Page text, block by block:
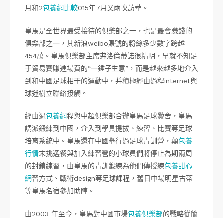
月和2包養網比較015年7月又兩次訪華。
皇馬是全世界最受接待的俱樂部之一，也是最會賺錢的
俱樂部之一，其新浪weibo賬號的粉絲多少數字跨越
454萬。皇馬俱樂部主席弗洛倫蒂諾很精明，早就不知足
于貿易賽賺進場費的“一錘子生意”，而是越來越多地介入
到和中國足球相干的運動中，并積極經由過程internet與
球迷樹立聯絡接觸。
經由過包養網程與中超俱樂部合辦皇馬足球黌舍，皇馬
調派鍛練到中國，介入到學員提拔、練習、比賽等足球
培育系統中。皇馬還在中國舉行過足球青訓營，顛包養
行情末挑選餐與加入練習營的小球員們將停止為期兩周
的封鎖練習，由皇馬的青訓鍛練為他們傳授練包養甜心
網習方式、戰術design等足球課程，舊日中場明星古蒂
等皇馬名宿參加助陣。
由2003 年至今，皇馬對中國市場包養俱樂部的戰略從簡